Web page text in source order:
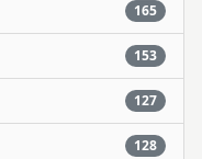
165
153
127
128